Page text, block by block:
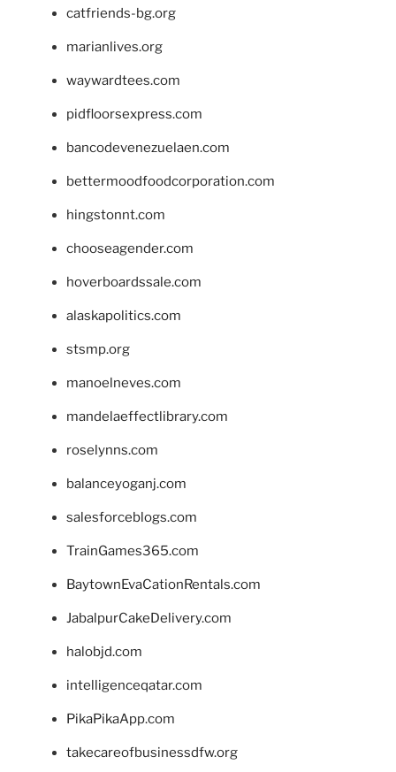
catfriends-bg.org
marianlives.org
waywardtees.com
pidfloorsexpress.com
bancodevenezuelaen.com
bettermoodfoodcorporation.com
hingstonnt.com
chooseagender.com
hoverboardssale.com
alaskapolitics.com
stsmp.org
manoelneves.com
mandelaeffectlibrary.com
roselynns.com
balanceyoganj.com
salesforceblogs.com
TrainGames365.com
BaytownEvaCationRentals.com
JabalpurCakeDelivery.com
halobjd.com
intelligenceqatar.com
PikaPikaApp.com
takecareofbusinessdfw.org